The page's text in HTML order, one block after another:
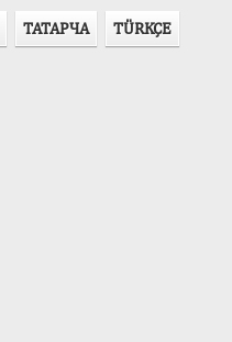
ТАТАРЧА TÜRKÇE